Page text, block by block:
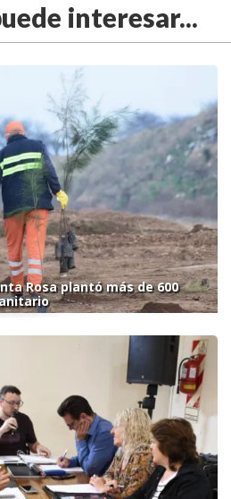
interesar...
Rosa plantó más de 600